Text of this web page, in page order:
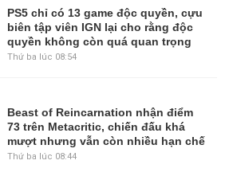
PS5 chỉ có 13 game độc quyền, cựu
biên tập viên IGN lại cho rằng độc
quyền không còn quá quan trọng
Thứ ba lúc 08:54
Beast of Reincarnation nhận điểm
73 trên Metacritic, chiến đấu khá
mượt nhưng vẫn còn nhiều hạn chế
Thứ ba lúc 08:44